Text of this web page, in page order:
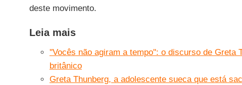
deste movimento.
Leia mais
''Vocês não agiram a tempo'': o discurso de Greta
britânico
Greta Thunberg, a adolescente sueca que está